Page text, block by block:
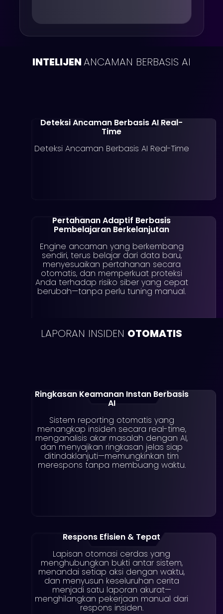
dependency, analitik perilaku,
dan penerapan akses zero-
INTELIJENANCAMAN BERBASIS AI
Deteksi Ancaman Berbasis AI Real-
Time
Deteksi Ancaman Berbasis AI Real-Time
Pertahanan Adaptif Berbasis
Pembelajaran Berkelanjutan
Engine ancaman yang berkembang
sendiri, terus belajar dari data baru,
menyesuaikan pertahanan secara
otomatis, dan memperkuat proteksi
Anda terhadap risiko siber yang cepat
berubah—tanpa perlu tuning manual.
LAPORAN INSIDEN OTOMATIS
Ringkasan Keamanan Instan Berbasis
AI
Sistem reporting otomatis yang
menangkap insiden secara real-time,
menganalisis akar masalah dengan AI,
dan menyajikan ringkasan jelas siap
ditindaklanjuti—memungkinkan tim
merespons tanpa membuang waktu.
Respons Efisien & Tepat
Lapisan otomasi cerdas yang
menghubungkan bukti antar sistem,
menandai setiap aksi dengan waktu,
dan menyusun keseluruhan cerita
menjadi satu laporan akurat—
menghilangkan pekerjaan manual dari
respons insiden.